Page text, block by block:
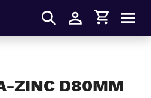
Inloggen
Winkelmandje
ZINC D80MM